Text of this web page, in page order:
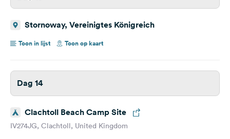
Stornoway, Vereinigtes Königreich
Toon in lijst Toon op kaart
Dag 14
Clachtoll Beach Camp Site
IV274JG, Clachtoll, United Kingdom